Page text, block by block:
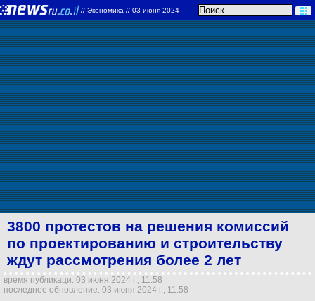
// Экономика // 03 июня 2024
3800 протестов на решения комиссий
по проектированию и строительству
ждут рассмотрения более 2 лет
время публикаци: 03 июня 2024 г., 11:58
последнее обновление: 03 июня 2024 г., 11:58